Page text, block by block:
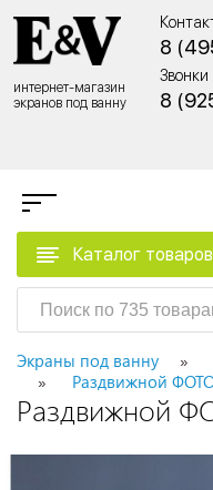
интернет-магазин
экранов под ванну
8
Звонки
8
Каталог товаров
Экраны под ванну
Раздвижной
Раздвижной